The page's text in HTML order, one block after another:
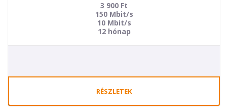
3 900 Ft
150 Mbit/s
10 Mbit/s
12 hónap
RÉSZLETEK